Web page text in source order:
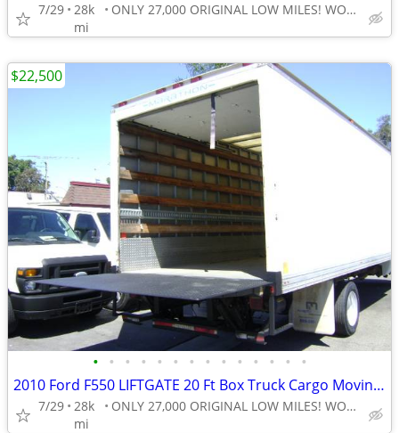
7/29 28k
mi
ONLY 27,000 ORIGINAL LOW MILES! WOW LOW LOW MILES!
• • • • • • • • • • • • • •
2010 Ford F550 LIFTGATE 20 Ft Box Truck Cargo Moving Van 1 Owner 27,000 MILES!
7/29 28k
mi
ONLY 27,000 ORIGINAL LOW MILES! WOW LOW LOW MILES!
$22,500